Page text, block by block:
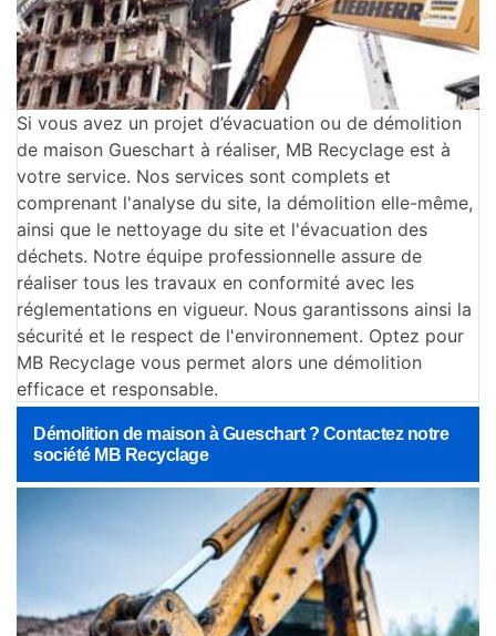
Si vous avez un projet d’évacuation ou de démolition
de maison Gueschart à réaliser, MB Recyclage est à
votre service. Nos services sont complets et
comprenant l'analyse du site, la démolition elle-même,
ainsi que le nettoyage du site et l'évacuation des
déchets. Notre équipe professionnelle assure de
réaliser tous les travaux en conformité avec les
réglementations en vigueur. Nous garantissons ainsi la
sécurité et le respect de l'environnement. Optez pour
MB Recyclage vous permet alors une démolition
efficace et responsable.
Démolition de maison à Gueschart ? Contactez notre
société MB Recyclage